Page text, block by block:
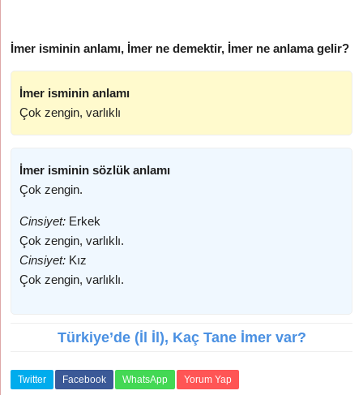
İmer isminin anlamı, İmer ne demektir, İmer ne anlama gelir?
İmer isminin anlamı
Çok zengin, varlıklı
İmer isminin sözlük anlamı
Çok zengin.
Cinsiyet: Erkek
Çok zengin, varlıklı.
Cinsiyet: Kız
Çok zengin, varlıklı.
Türkiye’de (İl İl), Kaç Tane İmer var?
Twitter Facebook WhatsApp Yorum Yap